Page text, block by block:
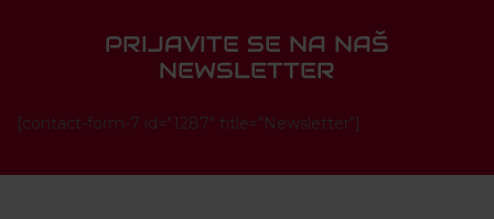
PRIJAVITE SE NA NAŠ
NEWSLETTER
[contact-form-7 id="1287" title="Newsletter"]